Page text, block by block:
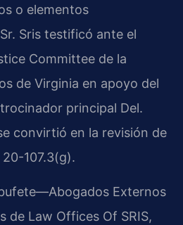
o elementos
Sris testificó ante el
Committee de la
de Virginia en apoyo del
principal Del.
convirtió en la revisión de
20-107.3(g).
Externos
de Law Offices Of SRIS,